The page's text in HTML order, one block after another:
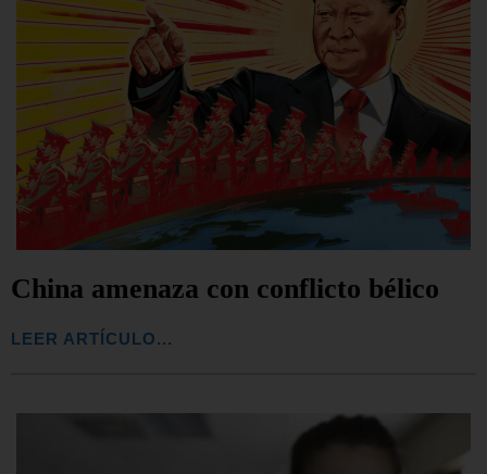
China amenaza con conflicto bélico
LEER ARTÍCULO...